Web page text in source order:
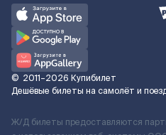
© 2011–2026 Купибилет
Дешёвые билеты на самолёт и
Ж/Д билеты предоставляются